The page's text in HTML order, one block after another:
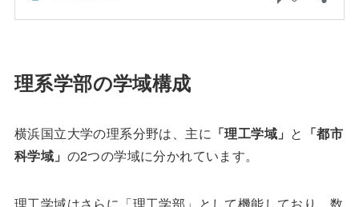
理系学部の学域構成
横浜国立大学の理系分野は、主に 「理工学域」 と 「都市
科学域」 の2つの学域に分かれています。